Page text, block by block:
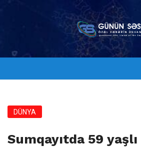
DÜNYA
Sumqayıtda 59